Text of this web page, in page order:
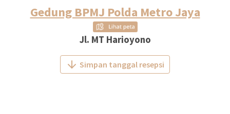
Gedung BPMJ Polda Metro Jaya
Jl. MT Harioyono
Simpan tanggal resepsi